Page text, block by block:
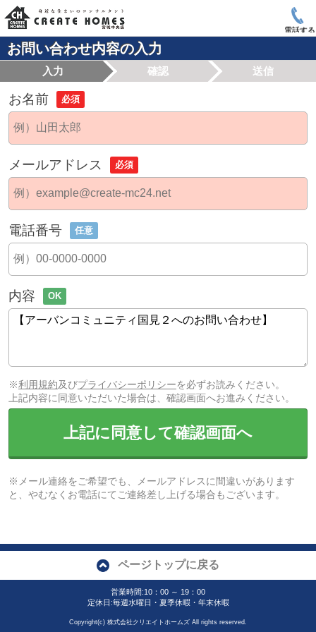
電話する
お問い合わせ内容の入力
入力 確認 送信
お名前 必須
メールアドレス 必須
電話番号 任意
内容 OK
※利用規約及びプライバシーポリシーを必ずお読みください。
上記内容に同意いただいた場合は、確認画面へお進みください。
上記に同意して確認画面へ
※メール連絡をご希望でも、メールアドレスに間違いがあります
と、やむなくお電話にてご連絡差し上げる場合もございます。
ページトップに戻る
営業時間:10：00 ～ 19：00
定休日:毎週水曜日・夏季休暇・年末休暇
Copyright(c) 株式会社クリエイトホームズ All rights reserved.